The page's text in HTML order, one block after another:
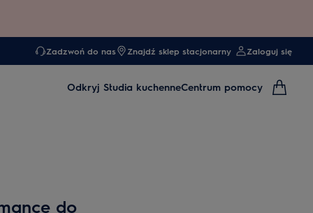
Zadzwoń do nas Znajdź sklep stacjonarny Zaloguj się
Odkryj Studia kuchenneCentrum pomocy
do